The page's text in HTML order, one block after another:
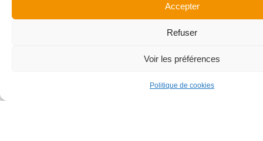
Accepter
Refuser
Voir les préférences
Politique de cookies
Honoraires CENA
110 k€